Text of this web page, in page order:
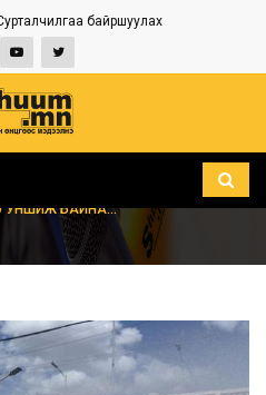
байршуулах
УНШИЖ БАЙНА...